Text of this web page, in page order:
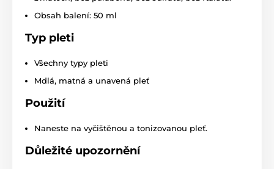
Obsah balení: 50 ml
Typ pleti
Všechny typy pleti
Mdlá, matná a unavená pleť
Použití
Naneste na vyčištěnou a tonizovanou pleť.
Důležité upozornění